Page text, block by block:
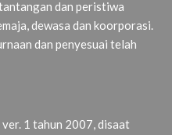
dan peristiwa
dewasa dan koorporasi.
dan penyesuai telah
1 tahun 2007, disaat